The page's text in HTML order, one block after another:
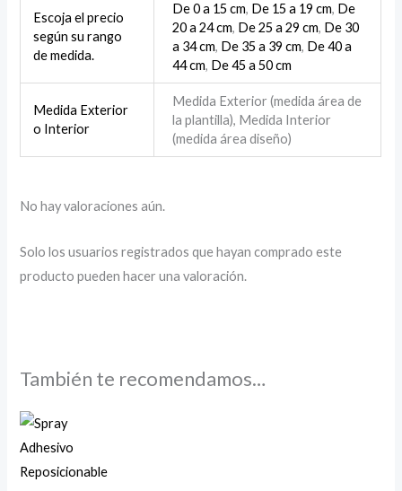
Escoja el precio
según su rango
de medida.
De 0 a 15 cm, De 15 a 19 cm, De
20 a 24 cm, De 25 a 29 cm, De 30
a 34 cm, De 35 a 39 cm, De 40 a
44 cm, De 45 a 50 cm
Medida Exterior
o Interior
Medida Exterior (medida área de
la plantilla), Medida Interior
(medida área diseño)
No hay valoraciones aún.
Solo los usuarios registrados que hayan comprado este
producto pueden hacer una valoración.
También te recomendamos…